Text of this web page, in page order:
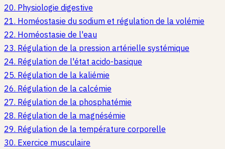
20. Physiologie digestive
21. Homéostasie du sodium et régulation de la volémie
22. Homéostasie de l'eau
23. Régulation de la pression artérielle systémique
24. Régulation de l'état acido-basique
25. Régulation de la kaliémie
26. Régulation de la calcémie
27. Régulation de la phosphatémie
28. Régulation de la magnésémie
29. Régulation de la température corporelle
30. Exercice musculaire